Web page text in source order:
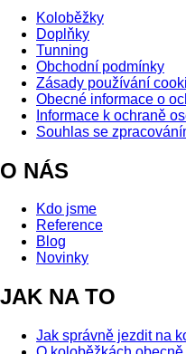
Koloběžky
Doplňky
Tunning
Obchodní podmínky
Zásady používání
Obecné informace o
Informace k ochraně
Souhlas se
O NÁS
Kdo jsme
Reference
Blog
Novinky
JAK NA TO
Jak správně jezdit na